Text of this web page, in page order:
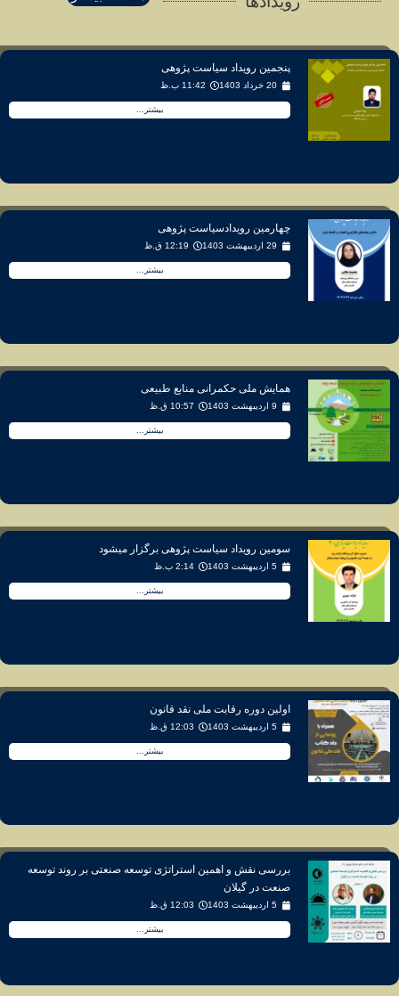
پنجمین رویداد سیاست پژوهی
11:42 ب.ظ
چهارمین رویدادسیاست پژوهی
29 اردیبهشت 1403 12:19 ق.ظ
همایش ملی حکمرانی منابع طبیعی
9 اردیبهشت 1403 10:57 ق.ظ
سومین رویداد سیاست پژوهی برگزار میشود
5 اردیبهشت 1403 2:14 ب.ظ
اولین دوره رقابت ملی نقد قانون
12:03 ق.ظ
بررسی نقش و اهمین استراتژی توسعه صنعتی بر روند توسعه
صنعت در گیلان
5 اردیبهشت 1403 12:03 ق.ظ